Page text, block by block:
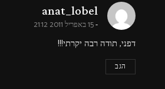
anat_lobel
15 באפריל 2011 21:12
דפני, תודה רבה יקרתי!!!
הגב